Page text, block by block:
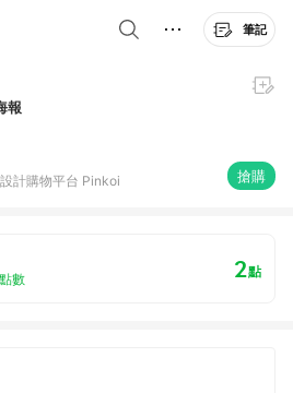
筆記
報
計購物平台 Pinkoi 搶購
數 2點